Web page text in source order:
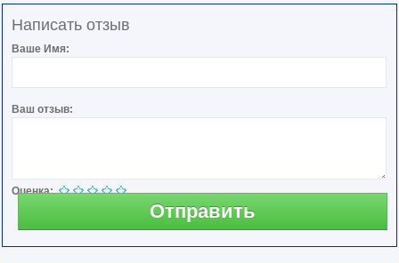
Написать отзыв
Ваше Имя:
Ваш отзыв:
Оценка:
Отправить